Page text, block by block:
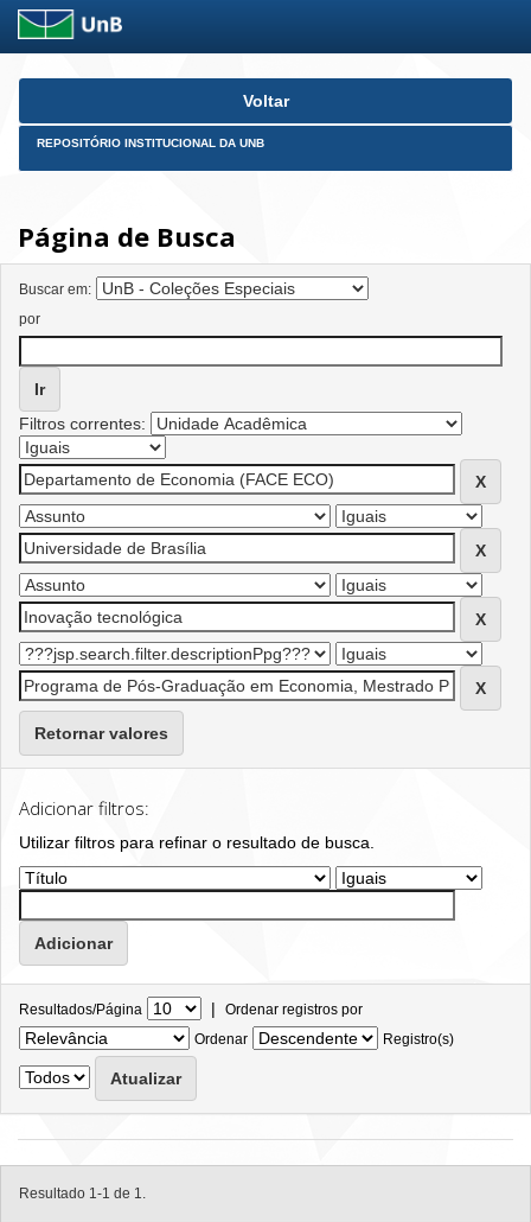
Skip
Voltar
REPOSITÓRIO INSTITUCIONAL DA UNB
Página de Busca
Buscar em:
por
Filtros correntes:
Retornar valores
Adicionar filtros:
Utilizar filtros para refinar o resultado de busca.
Resultados/Página | Ordenar registros por
Ordenar
Registro(s)
Resultado 1-1 de 1.